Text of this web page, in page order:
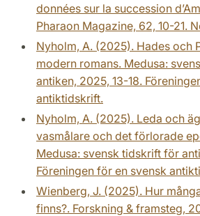
données sur la succession
Pharaon Magazine, 62, 10-21.
Nyholm, A. (2025). Hades och
modern romans. Medusa:
antiken, 2025, 13-18.
antiktidskrift.
Nyholm, A. (2025). Leda och
vasmålare och det förlorade
Medusa: svensk tidskrift för
Föreningen för en svensk
Wienberg, J. (2025). Hur
finns?. Forskning & framsteg,